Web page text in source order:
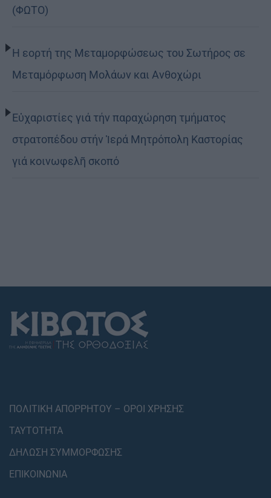
(ΦΩΤΟ)
Η εορτή της Μεταμορφώσεως του Σωτήρος σε
Μεταμόρφωση Μολάων και Ανθοχώρι
Εὐχαριστίες γιά τήν παραχώρηση τμήματος
στρατοπέδου στήν Ἱερά Μητρόπολη Καστορίας
γιά κοινωφελῆ σκοπό
ΠΟΛΙΤΙΚΗ ΑΠΟΡΡΗΤΟΥ – ΟΡΟΙ ΧΡΗΣΗΣ
ΤΑΥΤΟΤΗΤΑ
ΔΗΛΩΣΗ ΣΥΜΜΟΡΦΩΣΗΣ
ΕΠΙΚΟΙΝΩΝΙΑ